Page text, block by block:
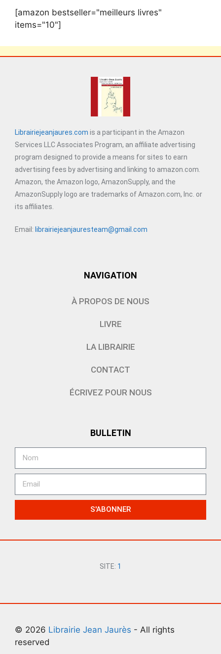
[amazon bestseller="meilleurs livres"
items="10"]
Librairiejeanjaures.com is a participant in the Amazon
Services LLC Associates Program, an affiliate advertising
program designed to provide a means for sites to earn
advertising fees by advertising and linking to amazon.com.
Amazon, the Amazon logo, AmazonSupply, and the
AmazonSupply logo are trademarks of Amazon.com, Inc. or
its affiliates.
Email: librairiejeanjauresteam@gmail.com
NAVIGATION
À PROPOS DE NOUS
LIVRE
LA LIBRAIRIE
CONTACT
ÉCRIVEZ POUR NOUS
BULLETIN
S'ABONNER
SITE: 1
© 2026 Librairie Jean Jaurès - All rights
reserved